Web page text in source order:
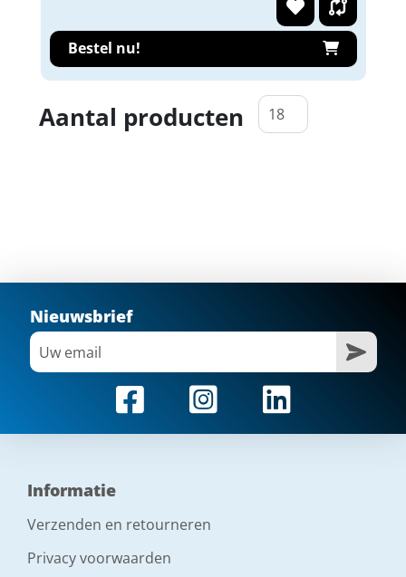
Bestel nu!
Aantal producten
Nieuwsbrief
Informatie
Verzenden en retourneren
Privacy voorwaarden